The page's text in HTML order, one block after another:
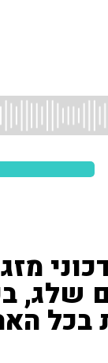
12') עם
שלג,
בכל